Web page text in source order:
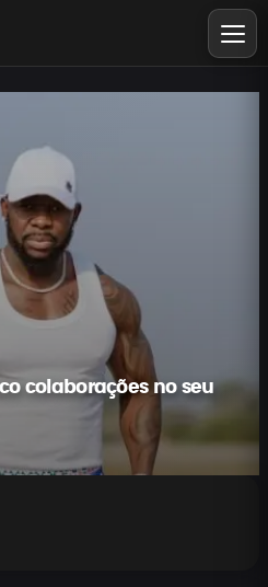
colaborações no seu